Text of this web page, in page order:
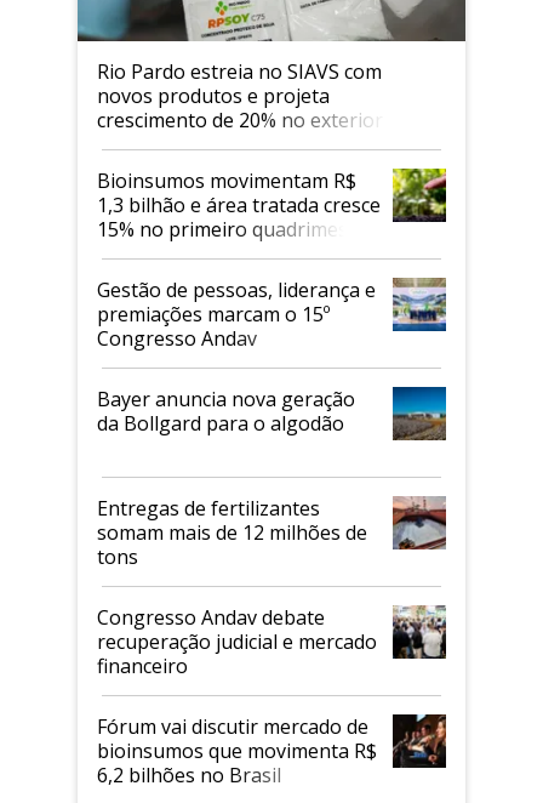
Rio Pardo estreia no SIAVS com
novos produtos e projeta
crescimento de 20% no exterior
Bioinsumos movimentam R$
1,3 bilhão e área tratada cresce
15% no primeiro quadrimestre
de 2026
Gestão de pessoas, liderança e
premiações marcam o 15º
Congresso Andav
Bayer anuncia nova geração
da Bollgard para o algodão
Entregas de fertilizantes
somam mais de 12 milhões de
tons
Congresso Andav debate
recuperação judicial e mercado
financeiro
Fórum vai discutir mercado de
bioinsumos que movimenta R$
6,2 bilhões no Brasil